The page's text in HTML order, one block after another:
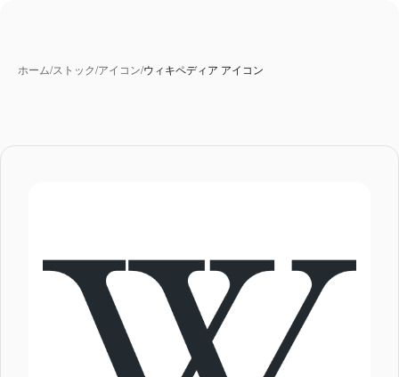
ホーム/ストック/アイコン/ウィキペディア アイコン